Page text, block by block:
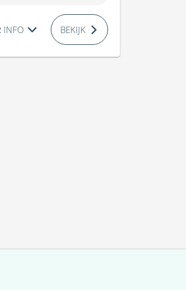
INFO BEKIJK